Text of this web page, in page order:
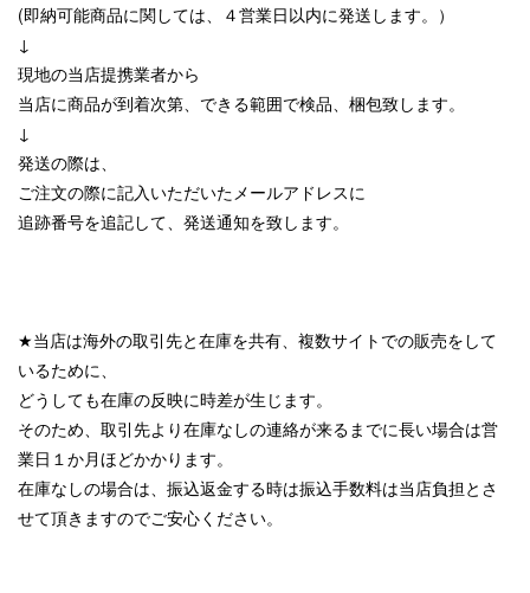
(即納可能商品に関しては、４営業日以内に発送します。）
↓
現地の当店提携業者から
当店に商品が到着次第、できる範囲で検品、梱包致します。
↓
発送の際は、
ご注文の際に記入いただいたメールアドレスに
追跡番号を追記して、発送通知を致します。
★当店は海外の取引先と在庫を共有、複数サイトでの販売をして
いるために、
どうしても在庫の反映に時差が生じます。
そのため、取引先より在庫なしの連絡が来るまでに長い場合は営
業日１か月ほどかかります。
在庫なしの場合は、振込返金する時は振込手数料は当店負担とさ
せて頂きますのでご安心ください。